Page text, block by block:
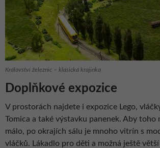
Království železnic – klasická krajinka
Doplňkové expozice
V prostorách najdete i expozice Lego,
Tomica a také výstavku panenek. Aby toho
málo, po okrajích sálu je mnoho vitrín s
vláčků. Lákadlo pro děti a možná ještě